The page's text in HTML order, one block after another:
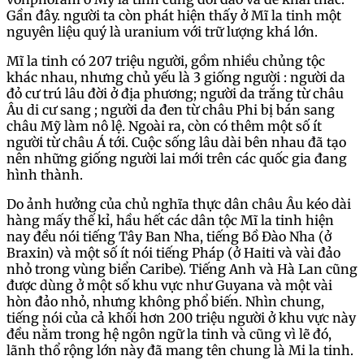
Gần đây. người ta còn phát hiện thấy ở Mĩ la tinh một
nguyên liệu quý là uranium với trữ lượng khá lớn.
Mĩ la tinh có 207 triệu người, gồm nhiều chủng tộc
khác nhau, nhưng chủ yếu là 3 giống người : người da
đỏ cư trú lâu đời ở địa phương; người da trắng từ châu
Âu di cư sang ; người da đen từ châu Phi bị bán sang
châu Mỹ làm nô lệ. Ngoài ra, còn có thêm một số ít
người từ châu Á tới. Cuộc sống lâu dài bên nhau đã tạo
nên những giống người lai mới trên các quốc gia đang
hình thành.
Do ảnh hưởng của chủ nghĩa thực dân châu Âu kéo dài
hàng mấy thế kỉ, hầu hết các dân tộc Mĩ la tinh hiện
nay đều nói tiếng Tây Ban Nha, tiếng Bồ Đào Nha (ở
Braxin) và một số ít nói tiếng Pháp (ở Haiti và vài đảo
nhỏ trong vùng biển Caribe). Tiếng Anh và Hà Lan cũng
được dùng ở một số khu vực như Guyana và một vài
hòn đảo nhỏ, nhưng không phổ biến. Nhìn chung,
tiếng nói của cả khối hơn 200 triệu người ở khu vực này
đều nằm trong hệ ngôn ngữ la tinh và cũng vì lẽ đó,
lãnh thổ rộng lớn này đã mang tên chung là Mi la tinh.